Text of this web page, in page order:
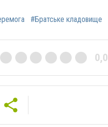
#Братське кладовище
0,0